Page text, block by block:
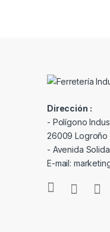
Dirección :
- Polígono
26009 Logroño
- Avenida
E-mail: